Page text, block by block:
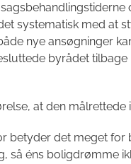
systematisk med at
nye ansøgninger
byrådet tilbage
at den målrettede
betyder det meget
så éns boligdrømme